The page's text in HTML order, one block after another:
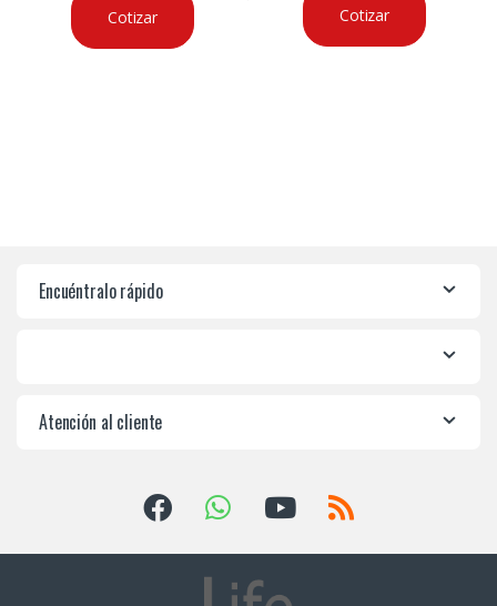
Cotizar Cotizar
Encuéntralo rápido
Atención al cliente